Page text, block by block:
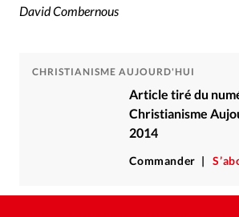
David Combernous
CHRISTIANISME AUJOURD'HUI
Article tiré du
Christianisme
2014
Commander